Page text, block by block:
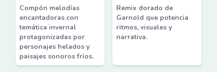
Compón melodías
encantadoras con
temática invernal
protagonizadas por
personajes helados y
paisajes sonoros fríos.
Remix dorado de
Garnold que potencia
ritmos, visuales y
narrativa.